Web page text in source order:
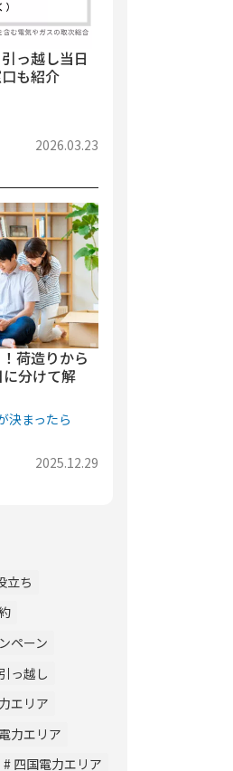
っ越し当日
も紹介
2026.03.23
荷造りから
分けて解
決まったら
2025.12.29
立ち
ペーン
っ越し
エリア
力エリア
四国電力エリア